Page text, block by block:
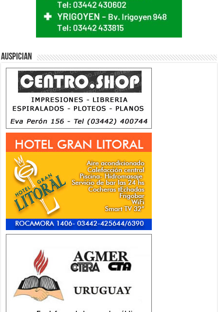
Auspician